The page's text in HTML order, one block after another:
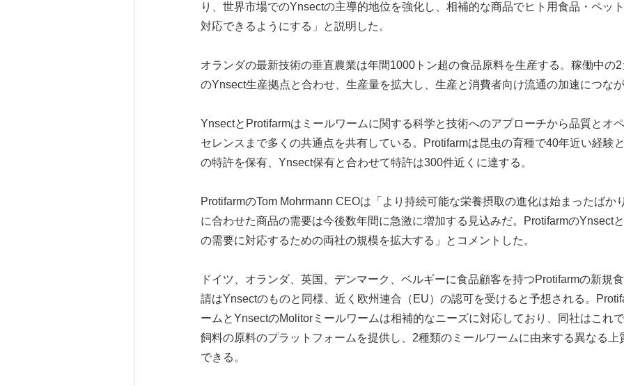
り、世界市場でのYnsectの主導的地位を強化し、相補的な商品でヒト用食品・ペッ
対応できるようにする」と説明した。
オランダの最新技術の垂直農業は年間1000トン超の食品原料を生産する。稼働中の
のYnsect生産拠点と合わせ、生産量を拡大し、生産と消費者向け流通の加速につなが
YnsectとProtifarmはミールワームに関する科学と技術へのアプローチから品質とオ
セレンスまで多くの共通点を共有している。Protifarmは昆虫の育種で40年近い経験
の特許を保有、Ynsect保有と合わせて特許は300件近くに達する。
ProtifarmのTom Mohrmann CEOは「より持続可能な栄養摂取の進化は始まったばか
に合わせた商品の需要は今後数年間に急激に増加する見込みだ。ProtifarmのYnsect
の需要に対応するための両社の規模を拡大する」とコメントした。
ドイツ、オランダ、英国、デンマーク、ベルギーに食品顧客を持つProtifarmの新規
請はYnsectのものと同様、近く欧州連合（EU）の認可を受けると予想される。
ームとYnsectのMolitorミールワームは相補的なニーズに対応しており、同社はこれ
飼料の原料のプラットフォームを提供し、2種類のミールワームに由来する異なる上
できる。